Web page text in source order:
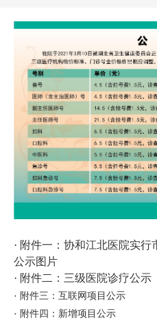
· 附件一：协和江北医院实行
公示图片
· 附件二：三级医院诊疗公示
· 附件三：互联网项目公示
· 附件四：新增项目公示